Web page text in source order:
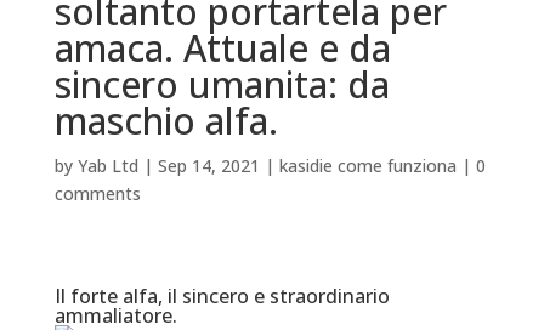
soltanto portartela per
amaca. Attuale e da
sincero umanita: da
maschio alfa.
by Yab Ltd | Sep 14, 2021 | kasidie come funziona | 0
comments
Il forte alfa, il sincero e straordinario
ammaliatore.